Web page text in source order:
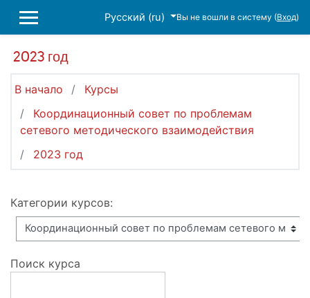
БОКОВАЯ ПАНЕЛЬ
Русский ‎(ru)‎ Вы не вошли в систему (Вход)
2023 год
В начало
Курсы
Координационный совет по проблемам
сетевого методического взаимодействия
2023 год
Категории курсов:
Поиск курса